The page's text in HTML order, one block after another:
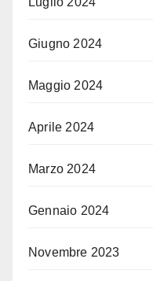
Giugno 2024
Maggio 2024
Aprile 2024
Marzo 2024
Gennaio 2024
Novembre 2023